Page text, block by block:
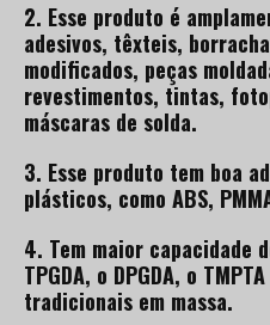
2. Esse produto é
adesivos, têxteis,
modificados, peças
revestimentos, tintas,
máscaras de solda.
3. Esse produto tem boa
plásticos, como ABS,
4. Tem maior capacidade
TPGDA, o DPGDA, o
tradicionais em massa.